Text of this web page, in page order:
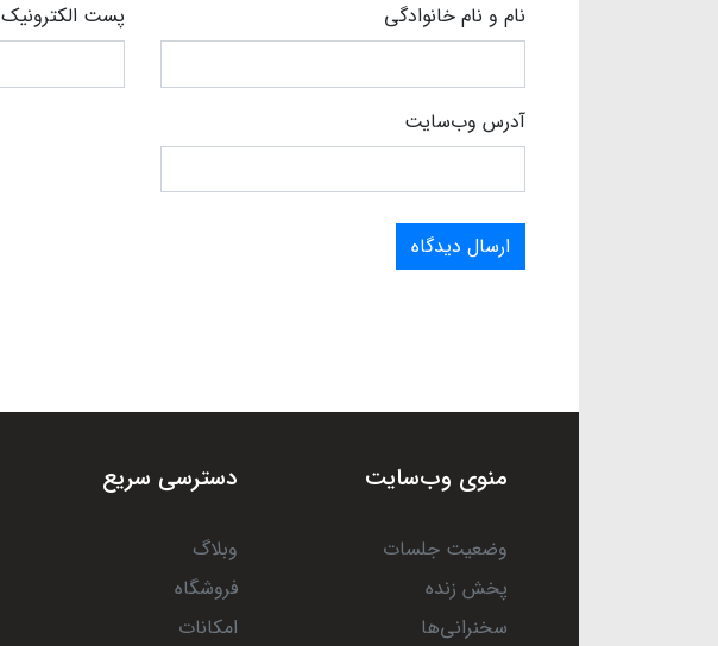
نام و نام خانوادگی پست الکترونیک
آدرس وب‌سایت
ارسال دیدگاه
منوی وب‌سایت
وضعیت جلسات
پخش زنده
سخنرانی‌ها
دسترسی سریع
وبلاگ
فروشگاه
امکانات